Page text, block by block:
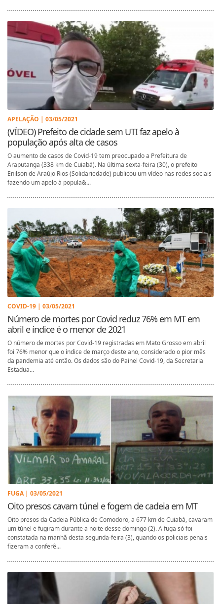
APELAÇÃO | 03/05/2021
(VÍDEO) Prefeito de cidade sem UTI faz apelo à
população após alta de casos
O aumento de casos de Covid-19 tem preocupado a Prefeitura de
Araputanga (338 km de Cuiabá). Na última sexta-feira (30), o prefeito
Enilson de Araújo Rios (Solidariedade) publicou um vídeo nas redes sociais
fazendo um apelo à popula&...
COVID-19 | 03/05/2021
Número de mortes por Covid reduz 76% em MT em
abril e índice é o menor de 2021
O número de mortes por Covid-19 registradas em Mato Grosso em abril
foi 76% menor que o índice de março deste ano, considerado o pior mês
da pandemia até então. Os dados são do Painel Covid-19, da Secretaria
Estadua...
FUGA | 03/05/2021
Oito presos cavam túnel e fogem de cadeia em MT
Oito presos da Cadeia Pública de Comodoro, a 677 km de Cuiabá, cavaram
um túnel e fugiram durante a noite desse domingo (2). A fuga só foi
constatada na manhã desta segunda-feira (3), quando os policiais penais
fizeram a conferê...